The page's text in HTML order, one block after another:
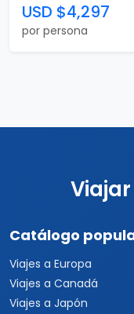
USD $4,297
por persona
Catálogo
Viajes a Europa
Viajes a Canadá
Viajes a Japón